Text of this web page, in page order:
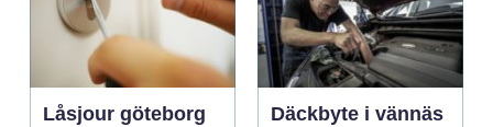
Låsjour göteborg
Däckbyte i vännäs